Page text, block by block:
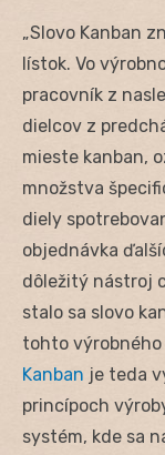
„Slovo Kanban
lístok. Vo
pracovník z
dielcov z
mieste kanban,
množstva
diely
objednávka
dôležitý nástroj
stalo sa slovo
tohto výrobného
Kanban je teda
princípoch
systém, kde sa